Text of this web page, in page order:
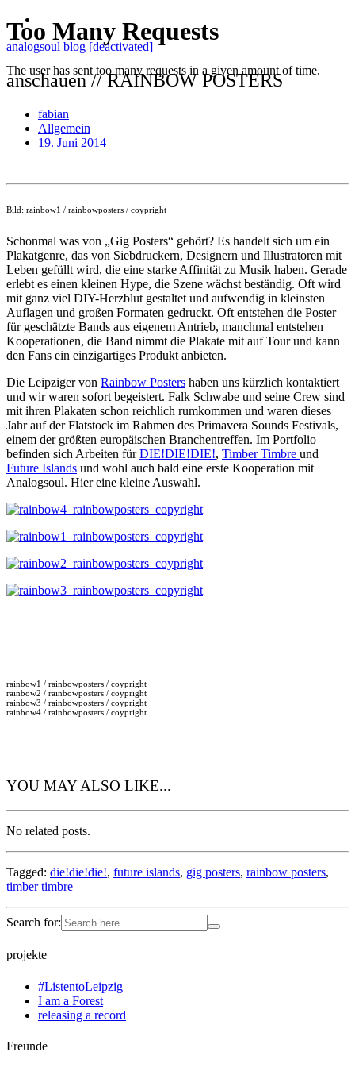
analogsoul blog [deactivated]
anschauen // RAINBOW POSTERS
fabian
Allgemein
19. Juni 2014
Bild: rainbow1 / rainbowposters / coypright
Schonmal was von „Gig Posters“ gehört? Es handelt sich um ein
Plakatgenre, das von Siebdruckern, Designern und Illustratoren mit
Leben gefüllt wird, die eine starke Affinität zu Musik haben. Gerade
erlebt es einen kleinen Hype, die Szene wächst beständig. Oft wird
mit ganz viel DIY-Herzblut gestaltet und aufwendig in kleinsten
Auflagen und großen Formaten gedruckt. Oft entstehen die Poster
für geschätzte Bands aus eigenem Antrieb, manchmal entstehen
Kooperationen, die Band nimmt die Plakate mit auf Tour und kann
den Fans ein einzigartiges Produkt anbieten.
Die Leipziger von Rainbow Posters haben uns kürzlich kontaktiert
und wir waren sofort begeistert. Falk Schwabe und seine Crew sind
mit ihren Plakaten schon reichlich rumkommen und waren dieses
Jahr auf der Flatstock im Rahmen des Primavera Sounds Festivals,
einem der größten europäischen Branchentreffen. Im Portfolio
befinden sich Arbeiten fürDIE!DIE!DIE!, Timber Timbre und
Future Islands und wohl auch bald eine erste Kooperation mit
Analogsoul. Hier eine kleine Auswahl.
rainbow1 / rainbowposters / coypright
rainbow2 / rainbowposters / coypright
rainbow3 / rainbowposters / coypright
rainbow4 / rainbowposters / coypright
YOU MAY ALSO LIKE...
No related posts.
Tagged: die!die!die!, future islands, gig posters, rainbow posters,
timber timbre
Search for:
projekte
#ListentoLeipzig
I am a Forest
releasing a record
Freunde